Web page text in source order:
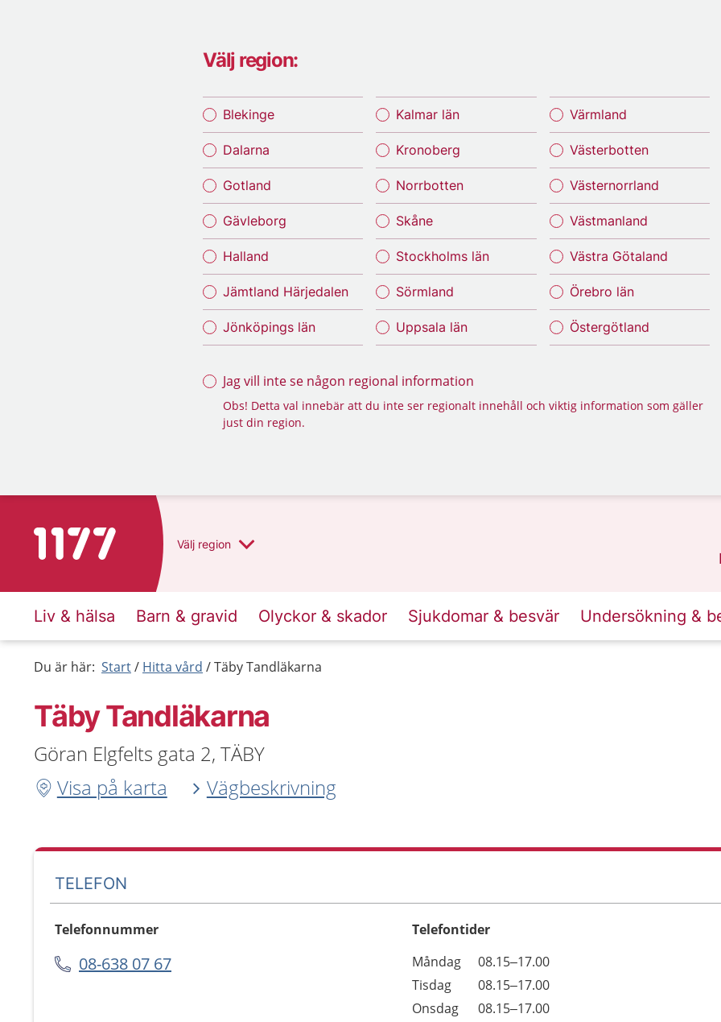
Välj region:
Blekinge
Dalarna
Gotland
Gävleborg
Halland
Jämtland Härjedalen
Jönköpings län
Kalmar län
Kronoberg
Norrbotten
Skåne
Stockholms län
Sörmland
Uppsala län
Värmland
Västerbotten
Västernorrland
Västmanland
Västra Götaland
Örebro län
Östergötland
Jag vill inte se någon regional information
Obs! Detta val innebär att du inte ser regionalt innehåll och viktig information som gäller
just din region.
Till startsidan för 1177 Välj region
Liv & hälsa Barn & gravid Olyckor & skador Sjukdomar & besvär Undersökning &
Du är här: Start Hitta vård Täby Tandläkarna
Täby Tandläkarna
Göran Elgfelts gata 2, TÄBY
Visa på karta
Vägbeskrivning
TELEFON
Telefonnummer
08-638 07 67
Telefontider
Dag
Öppettider
Kommentarer
Måndag
08.15–17.00
Tisdag
08.15–17.00
Onsdag
08.15–17.00